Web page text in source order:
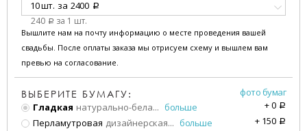
10 шт. за 2400 a
240 a за 1 шт.
Вышлите нам на почту информацию о месте проведения вашей
свадьбы. После оплаты заказа мы отрисуем схему и вышлем вам
превью на согласование.
ВЫБЕРИТЕ БУМАГУ:
фото бумаг
Гладкая натурально-бела... больше +0 a
Перламутровая дизайнерская... больше + 150 a